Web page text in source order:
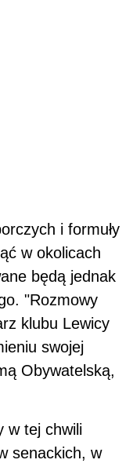
i formuły
w okolicach
będą jednak
"Rozmowy
klubu Lewicy
swojej
Obywatelską,
w tej chwili
senackich, w